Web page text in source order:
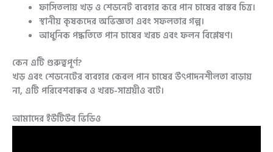
ফাসিতলায় খড় ও শেডনেট ব্যবহার করে পান চাষের বাস্তব চিত্র।
স্থানীয় কৃষকদের অভিজ্ঞতা এবং সফলতার গল্প।
আধুনিক পদ্ধতিতে পান চাষের খরচ এবং ফলন বিশ্লেষণ।
কেন এটি গুরুত্বপূর্ণ?
খড় এবং শেডনেটের ব্যবহার কেবল পান চাষের উৎপাদনশীলতা বাড়ায়
না, এটি পরিবেশবান্ধব ও খরচ-সাশ্রয়ীও বটে।
আমাদের ইউটিউব ভিডিও